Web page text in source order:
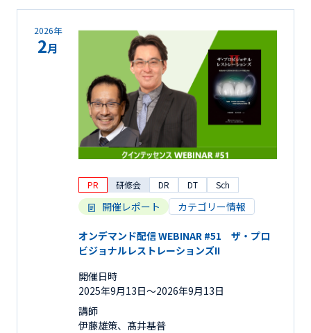
2026年
2月
PR 研修会 DR DT Sch
開催レポート カテゴリー情報
オンデマンド配信 WEBINAR #51 ザ・プロ
ビジョナルレストレーションズII
開催日時
2025年9月13日〜2026年9月13日
講師
伊藤雄策、髙井基普